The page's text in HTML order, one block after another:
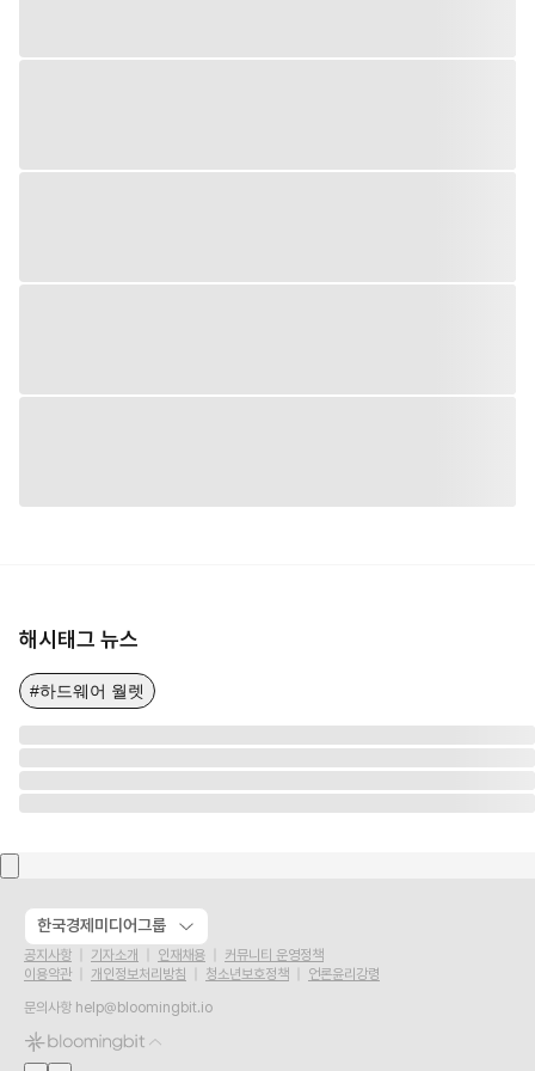
해시태그 뉴스
#하드웨어 월렛
한국경제미디어그룹
공지사항 기자소개 인재채용
커뮤니티 운영정책
이용약관
개인정보처리방침 청소년보호정책
언론윤리강령
문의사항 help@bloomingbit.io